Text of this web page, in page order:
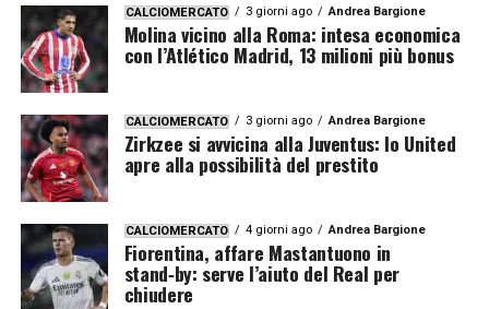
CALCIOMERCATO 3 giorni ago Andrea Bargione
Molina vicino alla Roma: intesa economica
con l’Atlético Madrid, 13 milioni più bonus
CALCIOMERCATO 3 giorni ago Andrea Bargione
Zirkzee si avvicina alla Juventus: lo United
apre alla possibilità del prestito
CALCIOMERCATO 4 giorni ago Andrea Bargione
Fiorentina, affare Mastantuono in
stand‑by: serve l’aiuto del Real per
chiudere